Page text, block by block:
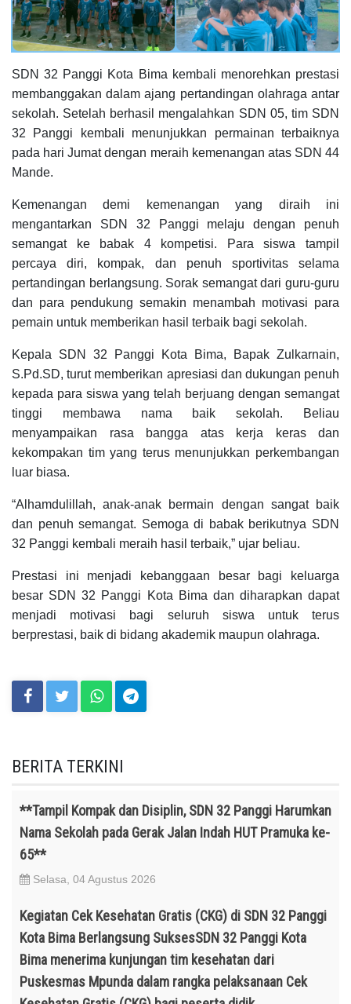
SDN 32 Panggi Kota Bima kembali menorehkan prestasi
membanggakan dalam ajang pertandingan olahraga antar
sekolah. Setelah berhasil mengalahkan SDN 05, tim SDN
32 Panggi kembali menunjukkan permainan terbaiknya
pada hari Jumat dengan meraih kemenangan atas SDN 44
Mande.
Kemenangan demi kemenangan yang diraih ini
mengantarkan SDN 32 Panggi melaju dengan penuh
semangat ke babak 4 kompetisi. Para siswa tampil
percaya diri, kompak, dan penuh sportivitas selama
pertandingan berlangsung. Sorak semangat dari guru-guru
dan para pendukung semakin menambah motivasi para
pemain untuk memberikan hasil terbaik bagi sekolah.
Kepala SDN 32 Panggi Kota Bima, Bapak Zulkarnain,
S.Pd.SD, turut memberikan apresiasi dan dukungan penuh
kepada para siswa yang telah berjuang dengan semangat
tinggi membawa nama baik sekolah. Beliau
menyampaikan rasa bangga atas kerja keras dan
kekompakan tim yang terus menunjukkan perkembangan
luar biasa.
“Alhamdulillah, anak-anak bermain dengan sangat baik
dan penuh semangat. Semoga di babak berikutnya SDN
32 Panggi kembali meraih hasil terbaik,” ujar beliau.
Prestasi ini menjadi kebanggaan besar bagi keluarga
besar SDN 32 Panggi Kota Bima dan diharapkan dapat
menjadi motivasi bagi seluruh siswa untuk terus
berprestasi, baik di bidang akademik maupun olahraga.
BERITA TERKINI
**Tampil Kompak dan Disiplin, SDN 32 Panggi Harumkan
Nama Sekolah pada Gerak Jalan Indah HUT Pramuka ke-
65**
Selasa, 04 Agustus 2026
Kegiatan Cek Kesehatan Gratis (CKG) di SDN 32 Panggi
Kota Bima Berlangsung SuksesSDN 32 Panggi Kota
Bima menerima kunjungan tim kesehatan dari
Puskesmas Mpunda dalam rangka pelaksanaan Cek